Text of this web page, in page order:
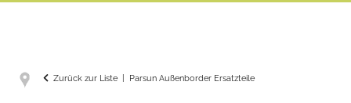
Zurück zur Liste Parsun Außenborder Ersatzteile